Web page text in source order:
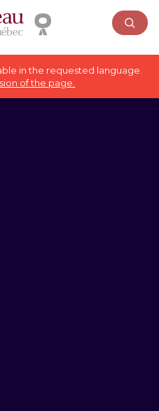
in the requested language.
of the page.